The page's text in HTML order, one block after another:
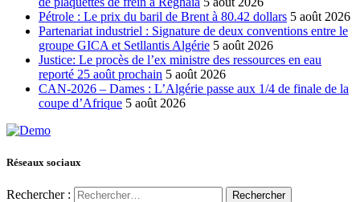
Pétrole : Le prix du baril de Brent à 80.42 dollars 5 août 2026
Partenariat industriel : Signature de deux conventions entre le
groupe GICA et Setllantis Algérie 5 août 2026
Justice: Le procès de l’ex ministre des ressources en eau
reporté 25 août prochain 5 août 2026
CAN-2026 – Dames : L’Algérie passe aux 1/4 de finale de la
coupe d’Afrique 5 août 2026
Réseaux sociaux
Rechercher :